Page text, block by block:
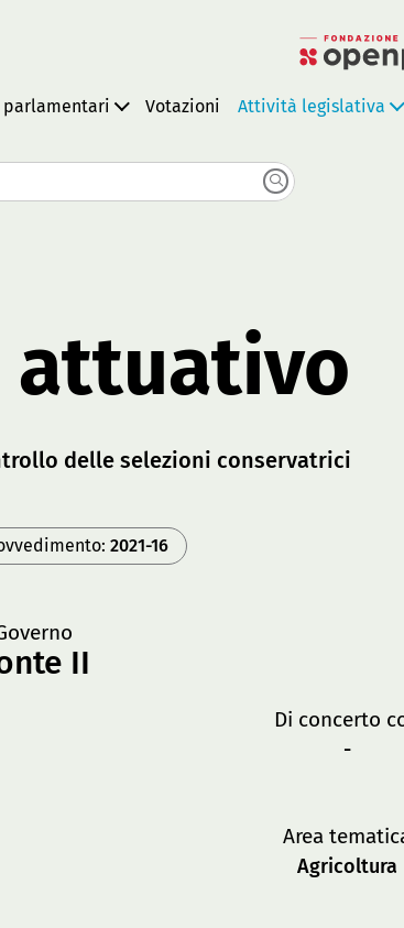
parlamentari Votazioni Attività legislativa
attuativo
delle selezioni conservatrici
2021-16
II
Di concerto
-
Area
Agricoltura